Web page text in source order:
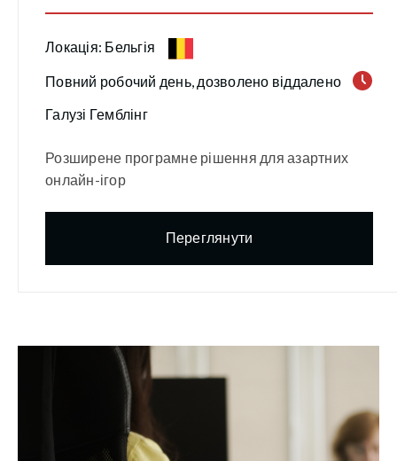
Локація: Бельгія
Повний робочий день, дозволено віддалено
Галузі Гемблінг
Розширене програмне рішення для азартних
онлайн-ігор
Переглянути